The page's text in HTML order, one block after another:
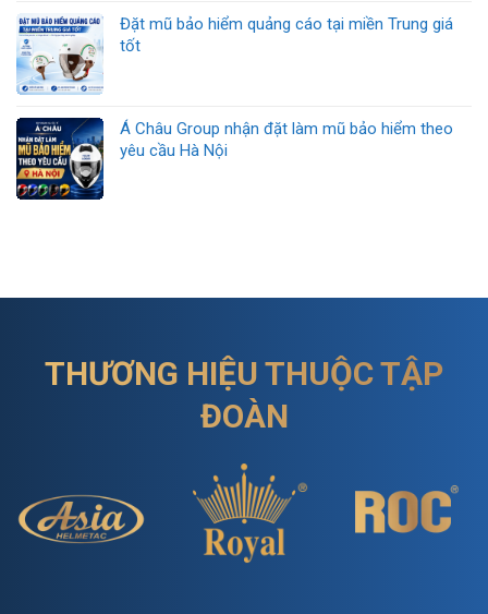
Đặt mũ bảo hiểm quảng cáo tại miền Trung giá
tốt
Á Châu Group nhận đặt làm mũ bảo hiểm theo
yêu cầu Hà Nội
THƯƠNG HIỆU THUỘC TẬP
ĐOÀN